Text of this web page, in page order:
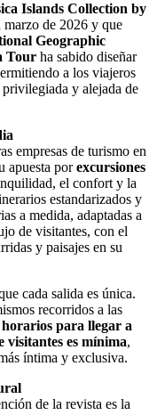
Islands Collection by
marzo de 2026 y que
Geographic
Tour ha sabido diseñar
a los viajeros
y alejada de
empresas de turismo en
apuesta porexcursiones
el confort y la
estandarizados y
a medida, adaptadas a
de visitantes, con el
y paisajes en su
cada salida es única.
recorridos a las
para llegar a
visitantes es mínima,
íntima y exclusiva.
de la revista es la